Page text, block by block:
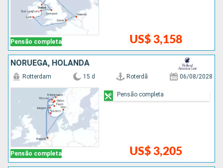
Pensão completa US$ 3,158
NORUEGA, HOLANDA
Pensão completa
Rotterdam 15 d Roterdã 06/08/2028
US$ 3,205
Pensão completa